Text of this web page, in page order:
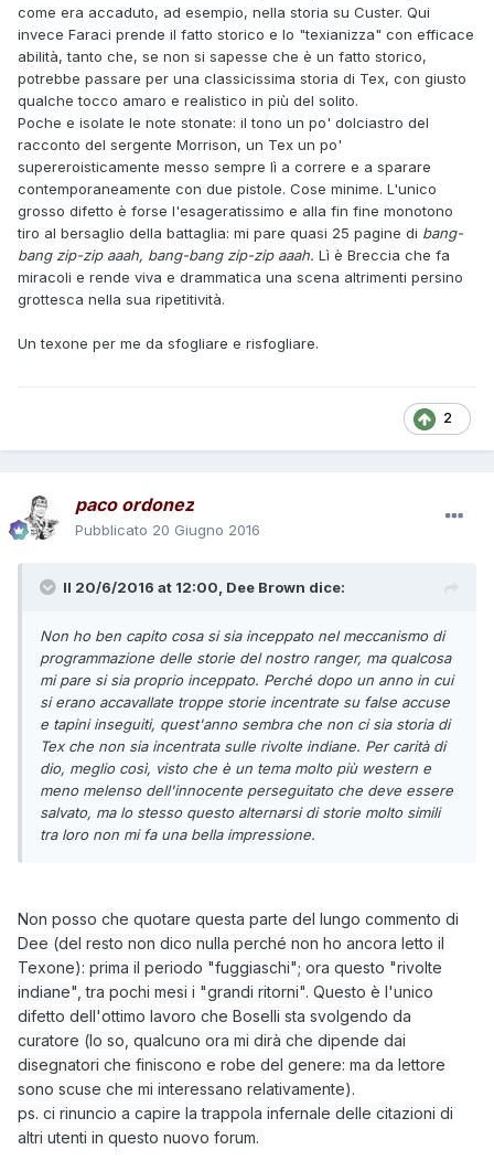
come era accaduto, ad esempio, nella storia su Custer. Qui
invece Faraci prende il fatto storico e lo "texianizza" con efficace
abilità, tanto che, se non si sapesse che è un fatto storico,
potrebbe passare per una classicissima storia di Tex, con giusto
qualche tocco amaro e realistico in più del solito.
Poche e isolate le note stonate: il tono un po' dolciastro del
racconto del sergente Morrison, un Tex un po'
supereroisticamente messo sempre lì a correre e a sparare
contemporaneamente con due pistole. Cose minime. L'unico
grosso difetto è forse l'esageratissimo e alla fin fine monotono
tiro al bersaglio della battaglia: mi pare quasi 25 pagine di bang-
bang zip-zip aaah, bang-bang zip-zip aaah. Lì è Breccia che fa
miracoli e rende viva e drammatica una scena altrimenti persino
grottesca nella sua ripetitività.
Un texone per me da sfogliare e risfogliare.
2
paco ordonez
Pubblicato 20 Giugno 2016
Il 20/6/2016 at 12:00, Dee Brown dice:
Non ho ben capito cosa si sia inceppato nel meccanismo di
programmazione delle storie del nostro ranger, ma qualcosa
mi pare si sia proprio inceppato. Perché dopo un anno in cui
si erano accavallate troppe storie incentrate su false accuse
e tapini inseguiti, quest'anno sembra che non ci sia storia di
Tex che non sia incentrata sulle rivolte indiane. Per carità di
dio, meglio così, visto che è un tema molto più western e
meno melenso dell'innocente perseguitato che deve essere
salvato, ma lo stesso questo alternarsi di storie molto simili
tra loro non mi fa una bella impressione.
Non posso che quotare questa parte del lungo commento di
Dee (del resto non dico nulla perché non ho ancora letto il
Texone): prima il periodo "fuggiaschi"; ora questo "rivolte
indiane", tra pochi mesi i "grandi ritorni". Questo è l'unico
difetto dell'ottimo lavoro che Boselli sta svolgendo da
curatore (lo so, qualcuno ora mi dirà che dipende dai
disegnatori che finiscono e robe del genere: ma da lettore
sono scuse che mi interessano relativamente).
ps. ci rinuncio a capire la trappola infernale delle citazioni di
altri utenti in questo nuovo forum.